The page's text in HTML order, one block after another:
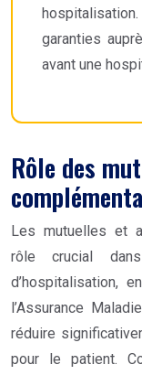
garanties
avant une
Rôle des
Les mutuelles et
rôle crucial
d’hospitalisation,
l’Assurance
réduire
pour le patient.